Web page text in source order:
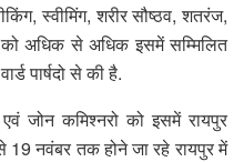
स्वीमिंग, शरीर सौष्ठव, शतरंज,
को अधिक से अधिक इसमें सम्मिलित
पार्षदो से की है.
जोन कमिश्नरो को इसमें रायपुर
नवंबर तक होने जा रहे रायपुर में